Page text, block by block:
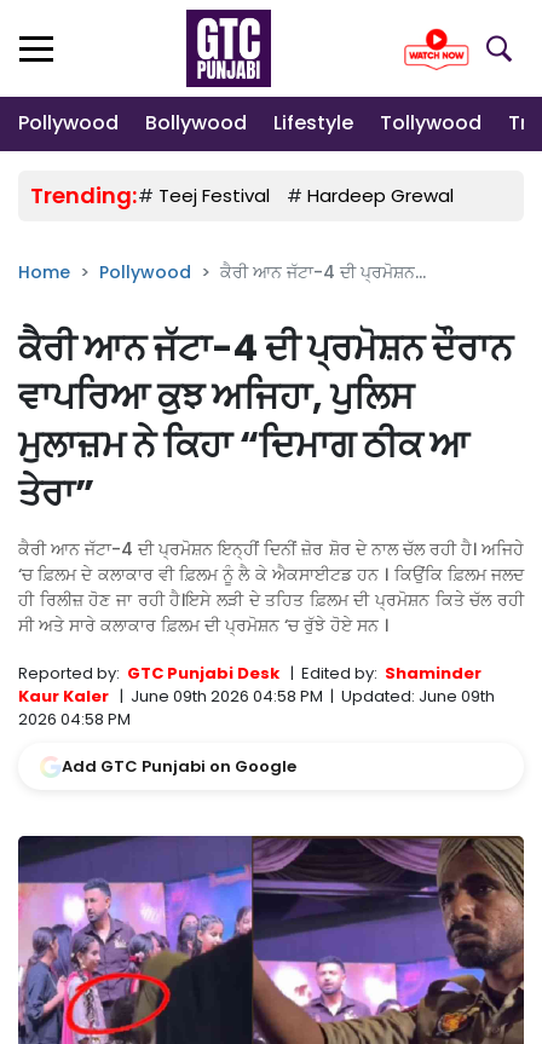
Pollywood Bollywood Lifestyle Tollywood
Trending:# Teej Festival # Hardeep Grewal
Home Pollywood ਕੈਰੀ ਆਨ ਜੱਟਾ-4 ਦੀ ਪ੍ਰਮੋਸ਼ਨ...
ਕੈਰੀ ਆਨ ਜੱਟਾ-4 ਦੀ ਪ੍ਰਮੋਸ਼ਨ ਦੌਰਾਨ
ਵਾਪਰਿਆ ਕੁਝ ਅਜਿਹਾ, ਪੁਲਿਸ
ਮੁਲਾਜ਼ਮ ਨੇ ਕਿਹਾ “ਦਿਮਾਗ ਠੀਕ ਆ
ਤੇਰਾ”
ਕੈਰੀ ਆਨ ਜੱਟਾ-4 ਦੀ ਪ੍ਰਮੋਸ਼ਨ ਇਨ੍ਹੀਂ ਦਿਨੀਂ ਜ਼ੋਰ ਸ਼ੋਰ ਦੇ ਨਾਲ ਚੱਲ ਰਹੀ ਹੈ। ਅਜਿਹੇ
‘ਚ ਫ਼ਿਲਮ ਦੇ ਕਲਾਕਾਰ ਵੀ ਫ਼ਿਲਮ ਨੂੰ ਲੈ ਕੇ ਐਕਸਾਈਟਡ ਹਨ । ਕਿਉਂਕਿ ਫ਼ਿਲਮ ਜਲਦ
ਹੀ ਰਿਲੀਜ਼ ਹੋਣ ਜਾ ਰਹੀ ਹੈ।ਇਸੇ ਲੜੀ ਦੇ ਤਹਿਤ ਫ਼ਿਲਮ ਦੀ ਪ੍ਰਮੋਸ਼ਨ ਕਿਤੇ ਚੱਲ ਰਹੀ
ਸੀ ਅਤੇ ਸਾਰੇ ਕਲਾਕਾਰ ਫ਼ਿਲਮ ਦੀ ਪ੍ਰਮੋਸ਼ਨ ‘ਚ ਰੁੱਝੇ ਹੋਏ ਸਨ ।
Reported by: GTC Punjabi Desk | Edited by: Shaminder
Kaur Kaler | June 09th 2026 04:58 PM | Updated: June 09th
2026 04:58 PM
Add GTC Punjabi on Google